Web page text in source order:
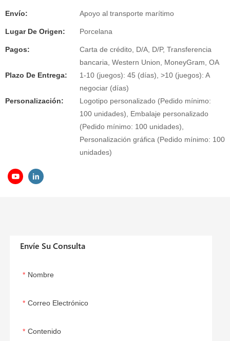
Envío: Apoyo al transporte marítimo
Lugar De Origen: Porcelana
Pagos:
Carta de crédito, D/A, D/P, Transferencia
bancaria, Western Union, MoneyGram, OA
Plazo De Entrega:
1-10 (juegos): 45 (días), >10 (juegos): A
negociar (días)
Personalización:
Logotipo personalizado (Pedido mínimo:
100 unidades), Embalaje personalizado
(Pedido mínimo: 100 unidades),
Personalización gráfica (Pedido mínimo: 100
unidades)
Envíe Su Consulta
Nombre
Correo Electrónico
Contenido